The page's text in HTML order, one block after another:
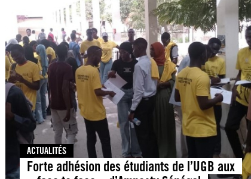
ACTUALITÉS
Forte adhésion des étudiants de l’UGB aux